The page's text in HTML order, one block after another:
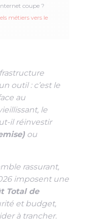
outil : c’est le
au
le
il réinvestir
ou
rassurant,
imposent une
Total de
et budget,
à trancher.
coupe ?
métiers vers le